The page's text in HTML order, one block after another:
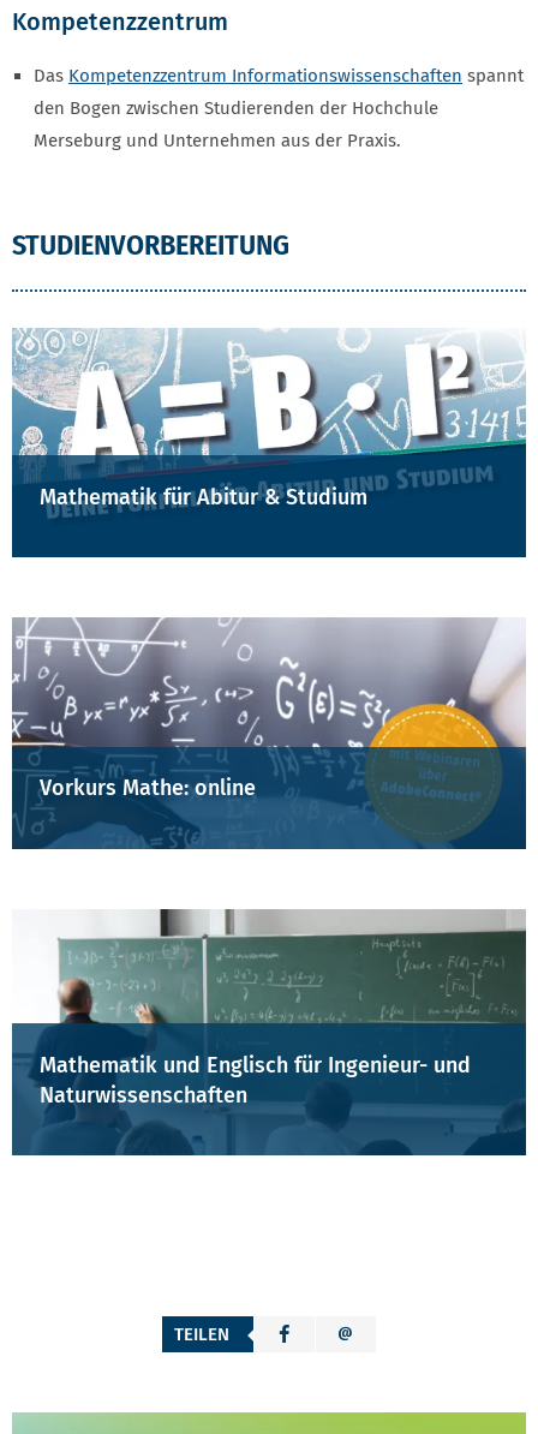
Kompetenzzentrum
Das Kompetenzzentrum Informationswissenschaften spannt
den Bogen zwischen Studierenden der Hochchule
Merseburg und Unternehmen aus der Praxis.
STUDIENVORBEREITUNG
Mathematik für Abitur & Studium
Vorkurs Mathe: online
Mathematik und Englisch für Ingenieur- und
Naturwissenschaften
TEILEN